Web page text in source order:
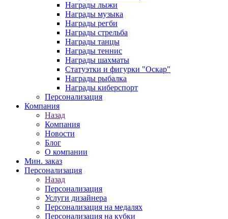
Награды лыжи
Награды музыка
Награды регби
Награды стрельба
Награды танцы
Награды теннис
Награды шахматы
Статуэтки и фигурки "Оскар"
Награды рыбалка
Награды киберспорт
Персонализация
Компания
Назад
Компания
Новости
Блог
О компании
Мин. заказ
Персонализация
Назад
Персонализация
Услуги дизайнера
Персонализация на медалях
Персонализация на кубки